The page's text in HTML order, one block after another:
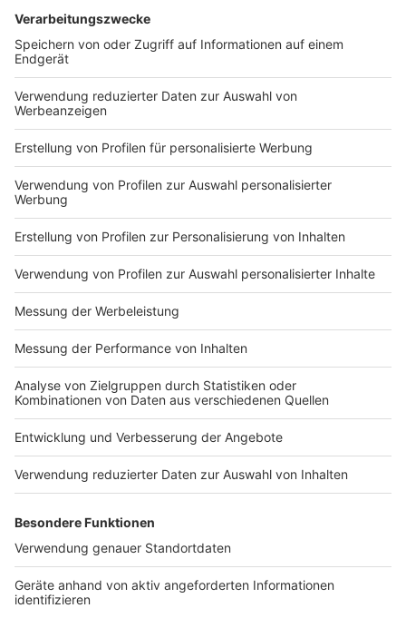
Kritik von ver.di in NRW
Die Gewerkschaft ver.di beklagt, dass bei der Reform
die Sicht der Beschäftigten zu kurz gekommen sei.
Man müsse befürchten, "dass der Systemumbau auf
dem Rücken der Beschäftigten erfolge", sagtSusanne
Hille, Fachbereichsleiterin Gesundheit bei ver.di in NRW.
"Neue Strukturen müssen erst tragfähig sein, bevor
alte abgebaut werden - egal ob im ambulanten oder
stationären Bereich. Sonst entstehen
Versorgungslücken, die sowohl Beschäftigte als auch
Patientinnen und Patienten direkt betreffen." Sie
fordert eine auskömmliche Finanzierung der
letzten vier Jahren wurden in NRW bereits 17
Krankenhäuser geschlossen, weitere 90 Kliniken sind
von der Schließung bedroht." Die Frage ist, ob das
Personal, das in einem bestimmten Krankenhaus, das
Krankenhaus geht, das mehr von diesen Leistungen
anbieten darf. Skeptiker befürchten eine Verschärfung
des Personalmangels.